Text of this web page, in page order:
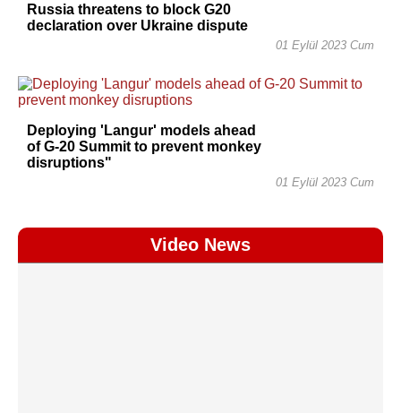
Russia threatens to block G20
declaration over Ukraine dispute
01 Eylül 2023 Cum
Deploying 'Langur' models ahead
of G-20 Summit to prevent monkey
disruptions"
01 Eylül 2023 Cum
Video News